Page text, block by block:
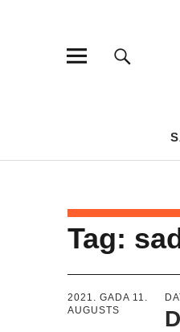
Tag:
2021. GADA 11.
AUGUSTS